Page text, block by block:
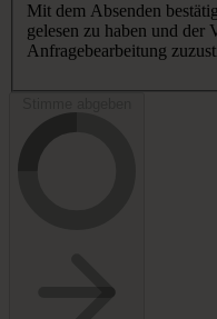
Mit dem Absenden
gelesen zu haben und der
Anfragebearbeitung